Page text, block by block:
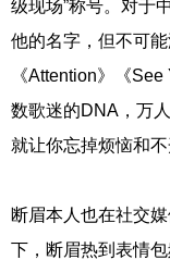
级现场”称号。对于
他的名字，但不可能
《Attention》《
数歌迷的DNA，万
就让你忘掉烦恼和不
断眉本人也在社交
下，断眉热到表情